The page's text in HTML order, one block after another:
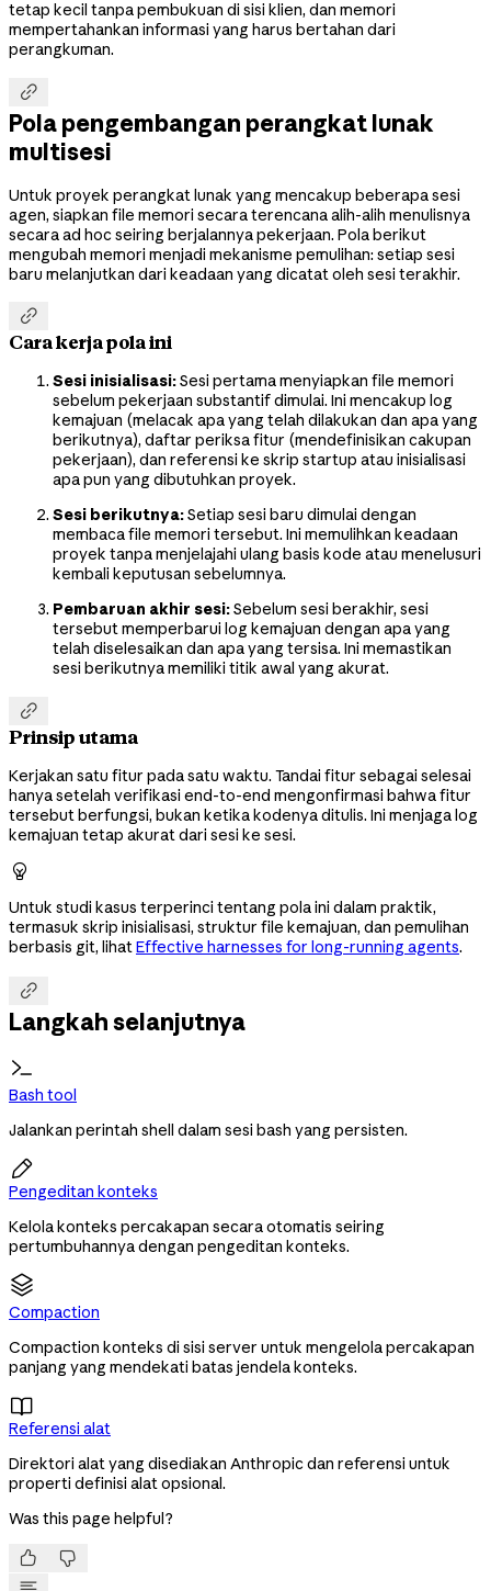
tetap kecil tanpa pembukuan di sisi klien, dan memori
mempertahankan informasi yang harus bertahan dari
perangkuman.

Pola pengembangan perangkat lunak
multisesi
Untuk proyek perangkat lunak yang mencakup beberapa sesi
agen, siapkan file memori secara terencana alih-alih menulisnya
secara ad hoc seiring berjalannya pekerjaan. Pola berikut
mengubah memori menjadi mekanisme pemulihan: setiap sesi
baru melanjutkan dari keadaan yang dicatat oleh sesi terakhir.

Cara kerja pola ini
Sesi inisialisasi:Sesi pertama menyiapkan file memori
sebelum pekerjaan substantif dimulai. Ini mencakup log
kemajuan (melacak apa yang telah dilakukan dan apa yang
berikutnya), daftar periksa fitur (mendefinisikan cakupan
pekerjaan), dan referensi ke skrip startup atau inisialisasi
apa pun yang dibutuhkan proyek.
Sesi berikutnya:Setiap sesi baru dimulai dengan
membaca file memori tersebut. Ini memulihkan keadaan
proyek tanpa menjelajahi ulang basis kode atau menelusuri
kembali keputusan sebelumnya.
Pembaruan akhir sesi:Sebelum sesi berakhir, sesi
tersebut memperbarui log kemajuan dengan apa yang
telah diselesaikan dan apa yang tersisa. Ini memastikan
sesi berikutnya memiliki titik awal yang akurat.

Prinsip utama
Kerjakan satu fitur pada satu waktu. Tandai fitur sebagai selesai
hanya setelah verifikasi end-to-end mengonfirmasi bahwa fitur
tersebut berfungsi, bukan ketika kodenya ditulis. Ini menjaga log
kemajuan tetap akurat dari sesi ke sesi.

Untuk studi kasus terperinci tentang pola ini dalam praktik,
termasuk skrip inisialisasi, struktur file kemajuan, dan pemulihan
berbasis git, lihatEffective harnesses for long-running agents.

Langkah selanjutnya
Bash tool
Jalankan perintah shell dalam sesi bash yang persisten.

Pengeditan konteks
Kelola konteks percakapan secara otomatis seiring
pertumbuhannya dengan pengeditan konteks.
Compaction
Compaction konteks di sisi server untuk mengelola percakapan
panjang yang mendekati batas jendela konteks.

Referensi alat
Direktori alat yang disediakan Anthropic dan referensi untuk
properti definisi alat opsional.
Was this page helpful?
 